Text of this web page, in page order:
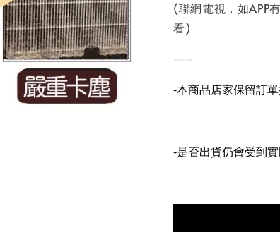
(聯網電視，如APP
看)
===
-本商品店家保留訂
-是否出貨仍會受到